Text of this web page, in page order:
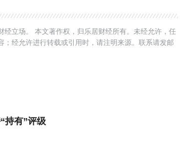
立场。 本文著作权，归乐居财经所有。未经允许，任
经允许进行转载或引用时，请注明来源。联系请发邮
持有”评级